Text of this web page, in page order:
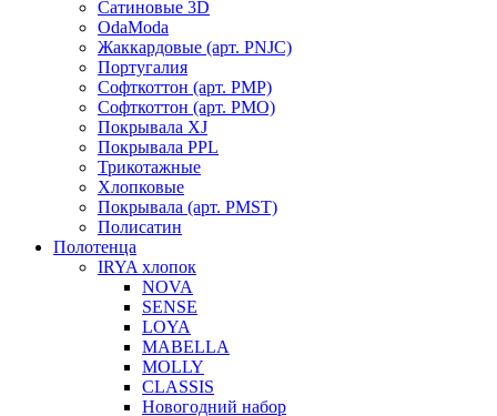
Сатиновые 3D
OdaModa
Жаккардовые (арт. PNJC)
Португалия
Софткоттон (арт. PMP)
Софткоттон (арт. PMO)
Покрывала XJ
Покрывала PPL
Трикотажные
Хлопковые
Покрывала (арт. PMST)
Полисатин
Полотенца
IRYA хлопок
NOVA
SENSE
LOYA
MABELLA
MOLLY
CLASSIS
Новогодний набор